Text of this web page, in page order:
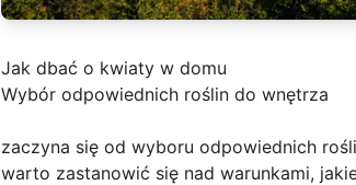
Jak dbać o kwiaty w domu
Wybór odpowiednich roślin do wnętrza
zaczyna się od wyboru odpowiednich
warto zastanowić się nad warunkami,